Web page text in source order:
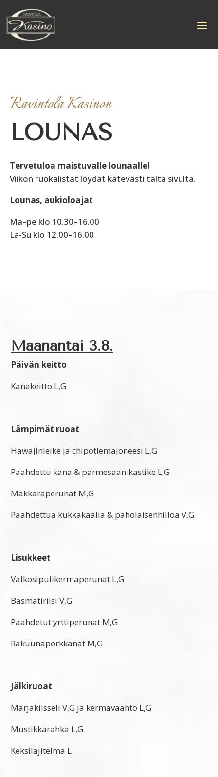
Ravintola Kasinon
LOUNAS
Tervetuloa maistuvalle lounaalle!
Viikon ruokalistat löydät kätevästi tältä sivulta.
Lounas, aukioloajat
Ma–pe klo 10.30–16.00
La-Su klo 12.00–16.00
Maanantai 3.8.
Päivän keitto
Kanakeitto L,G
Lämpimät ruoat
Hawajinleike ja chipotlemajoneesi L,G
Paahdettu kana & parmesaanikastike L,G
Makkaraperunat M,G
Paahdettua kukkakaalia & paholaisenhilloa V,G
Lisukkeet
Valkosipulikermaperunat L,G
Basmatiriisi V,G
Paahdetut yrttiperunat M,G
Rakuunaporkkanat M,G
Jälkiruoat
Marjakiisseli V,G ja kermavaahto L,G
Mustikkarahka L,G
Keksilajitelma L